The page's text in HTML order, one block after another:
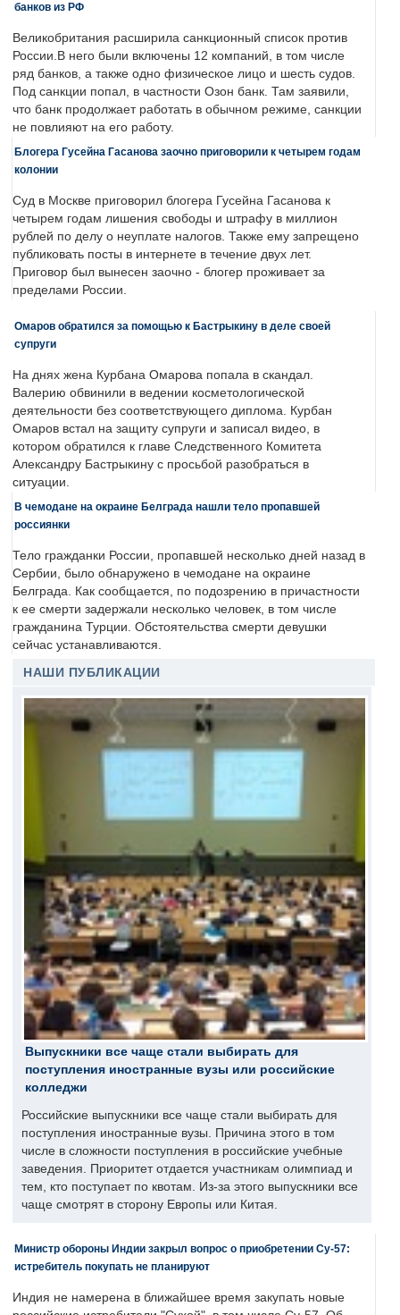
банков из РФ
Великобритания расширила санкционный список против
России.В него были включены 12 компаний, в том числе
ряд банков, а также одно физическое лицо и шесть судов.
Под санкции попал, в частности Озон банк. Там заявили,
что банк продолжает работать в обычном режиме, санкции
не повлияют на его работу.
Блогера Гусейна Гасанова заочно приговорили к четырем годам
колонии
Суд в Москве приговорил блогера Гусейна Гасанова к
четырем годам лишения свободы и штрафу в миллион
рублей по делу о неуплате налогов. Также ему запрещено
публиковать посты в интернете в течение двух лет.
Приговор был вынесен заочно - блогер проживает за
пределами России.
Омаров обратился за помощью к Бастрыкину в деле своей
супруги
На днях жена Курбана Омарова попала в скандал.
Валерию обвинили в ведении косметологической
деятельности без соответствующего диплома. Курбан
Омаров встал на защиту супруги и записал видео, в
котором обратился к главе Следственного Комитета
Александру Бастрыкину с просьбой разобраться в
ситуации.
В чемодане на окраине Белграда нашли тело пропавшей
россиянки
Тело гражданки России, пропавшей несколько дней назад в
Сербии, было обнаружено в чемодане на окраине
Белграда. Как сообщается, по подозрению в причастности
к ее смерти задержали несколько человек, в том числе
гражданина Турции. Обстоятельства смерти девушки
сейчас устанавливаются.
НАШИ ПУБЛИКАЦИИ
Выпускники все чаще стали выбирать для
поступления иностранные вузы или российские
колледжи
Российские выпускники все чаще стали выбирать для
поступления иностранные вузы. Причина этого в том
числе в сложности поступления в российские учебные
заведения. Приоритет отдается участникам олимпиад и
тем, кто поступает по квотам. Из-за этого выпускники все
чаще смотрят в сторону Европы или Китая.
Министр обороны Индии закрыл вопрос о приобретении Су-57:
истребитель покупать не планируют
Индия не намерена в ближайшее время закупать новые